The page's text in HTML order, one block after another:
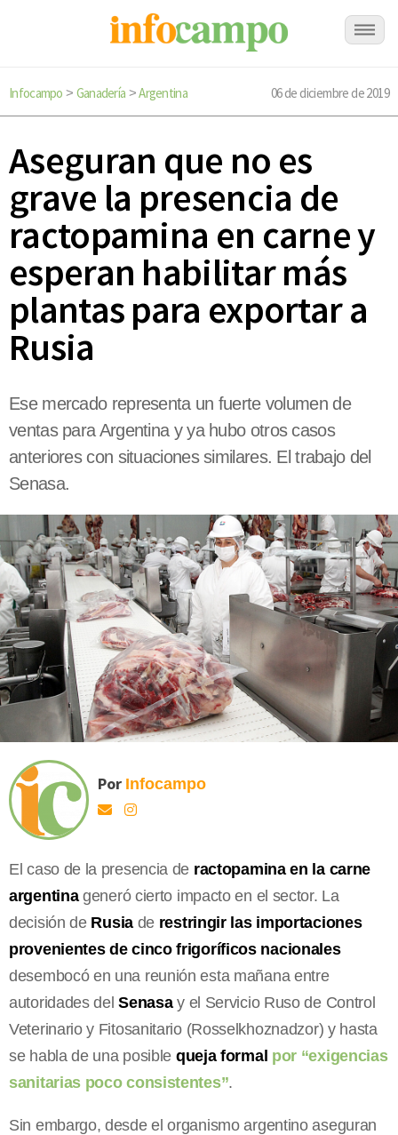
Infocampo > Ganadería >Argentina 06 de diciembre de 2019
Aseguran que no es
grave la presencia de
ractopamina en carne y
esperan habilitar más
plantas para exportar a
Rusia
Ese mercado representa un fuerte volumen de
ventas para Argentina y ya hubo otros casos
anteriores con situaciones similares. El trabajo del
Senasa.
Por Infocampo
El caso de la presencia de ractopamina en la carne
argentinageneró cierto impacto en el sector. La
decisión de Rusiade restringir las importaciones
provenientes de cinco frigoríficos nacionales
desembocó en una reunión esta mañana entre
autoridades delSenasay el Servicio Ruso de Control
Veterinario y Fitosanitario (Rosselkhoznadzor) y hasta
se habla de una posible queja formal por “exigencias
sanitarias poco consistentes”.
Sin embargo, desde el organismo argentino aseguran